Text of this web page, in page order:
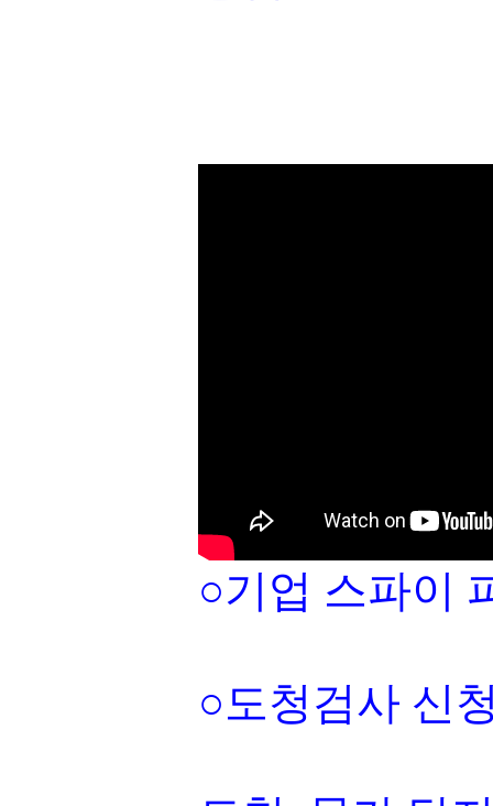
○기업 스파이
○도청검사 신